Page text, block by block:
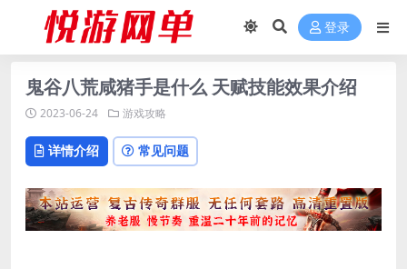
登录
鬼谷八荒咸猪手是什么 天赋技能效果介绍
2023-06-24 游戏攻略
详情介绍 常见问题